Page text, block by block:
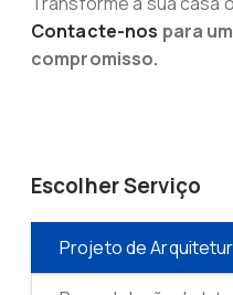
Contacte-nos para
compromisso.
Escolher Serviço
Projeto de